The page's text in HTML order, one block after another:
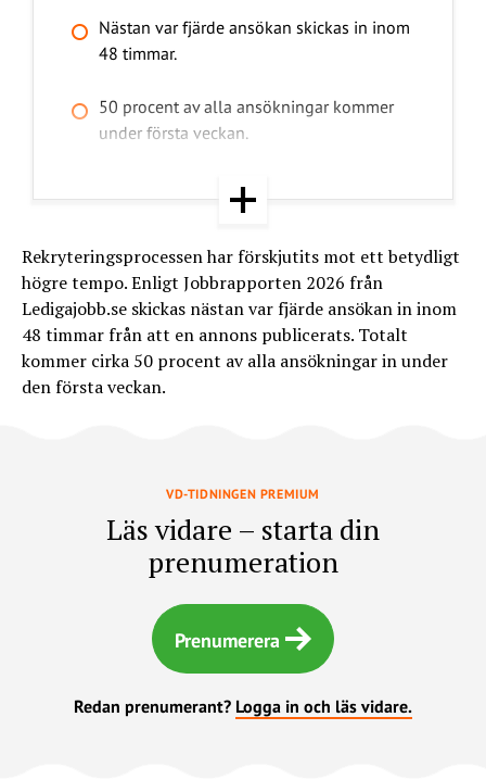
Nästan var fjärde ansökan skickas in inom
48 timmar.
50 procent av alla ansökningar kommer
under första veckan.
Korta annonser, under cirka 2 500 tecken,
ger upp till 60–65 procent fler
42 procent fler fullföljda ansökningar när
CV inte krävs i första steget.
29 procent av rekryterare anger brist på
kvalificerade kandidater som största
ansökningar.
Rekryteringsprocessen har förskjutits mot ett betydligt
högre tempo. Enligt Jobbrapporten 2026 från
Ledigajobb.se skickas nästan var fjärde ansökan in inom
48 timmar från att en annons publicerats. Totalt
kommer cirka 50 procent av alla ansökningar in under
den första veckan.
VD-TIDNINGEN PREMIUM
Läs vidare – starta din
prenumeration
Prenumerera
Redan prenumerant? Logga in och läs vidare.